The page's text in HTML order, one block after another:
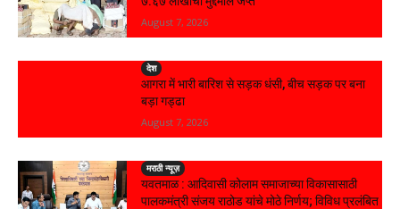
August 7, 2026
देश
आगरा में भारी बारिश से सड़क धंसी, बीच सड़क पर बना
बड़ा गड्ढा
August 7, 2026
मराठी न्यूज़
यवतमाळ : आदिवासी कोलाम समाजाच्या विकासासाठी
पालकमंत्री संजय राठोड यांचे मोठे निर्णय; विविध प्रलंबित